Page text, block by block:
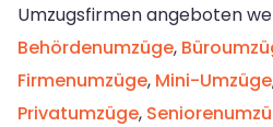
Umzugsfirmen angeboten
Behördenumzüge,
Firmenumzüge, Mini-Umzüge
Privatumzüge,